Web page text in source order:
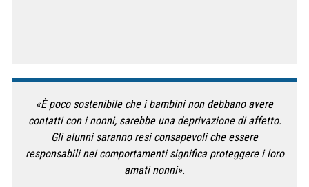
«È poco sostenibile che i bambini non debbano avere
contatti con i nonni, sarebbe una deprivazione di affetto.
Gli alunni saranno resi consapevoli che essere
responsabili nei comportamenti significa proteggere i loro
amati nonni».